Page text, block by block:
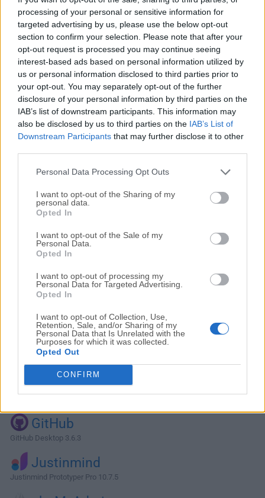
processing of your personal or sensitive information for
targeted advertising by us, please use the below opt-out
section to confirm your selection. Please note that after your
opt-out request is processed you may continue seeing
interest-based ads based on personal information utilized by
us or personal information disclosed to third parties prior to
your opt-out. You may separately opt-out of the further
disclosure of your personal information by third parties on the
IAB’s list of downstream participants. This information may
also be disclosed by us to third parties on the IAB’s List of
Downstream Participants that may further disclose it to other
Personal Data Processing Opt Outs
I want to opt-out of the Sharing of my
personal data.
Opted In
I want to opt-out of the Sale of my
Personal Data.
Opted In
I want to opt-out of processing my
Personal Data for Targeted Advertising.
Opted In
I want to opt-out of Collection, Use,
Retention, Sale, and/or Sharing of my
Personal Data that Is Unrelated with the
Purposes for which it was collected.
Opted Out
CONFIRM
código y autenticación para Mac, Window y Linux.
Especifique la URL, la carga útil, los encabezados y la
autorización, todo en un solo lugar.Luego, simplemente
haga clic en enviar. ¡Obtenga todos los detalles de cada
respuesta. Vea el código de estado, el cuerpo, los
encabezados, las cookies y más! Cree espacios de trabajo
o carpetas, arrastre y suelte solicitudes e importe y exporte
sus datos fácilmente.¡El programa es más que un simple
cliente HTTP! Insomnia Rest para macOS es colaborativo,
gratuito, de código abierto y multiplataforma, lo que lo
convierte en el compañero perfecto tanto para individuos
como pa...
Alternativas y Software Similar
GitHub
GitHub Desktop 3.6.3
Justinmind
Justinmind Prototyper Pro 10.7.5